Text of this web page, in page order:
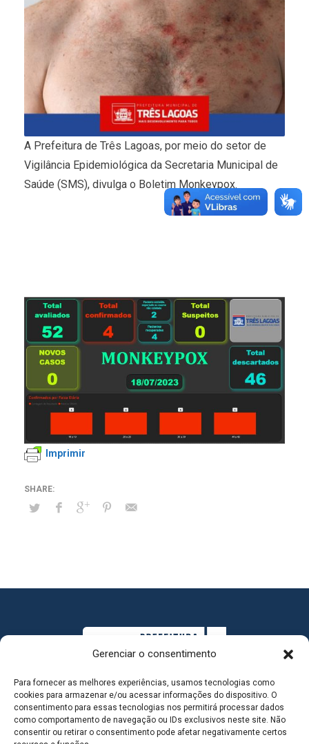
Gerenciar o consentimento
Para fornecer as melhores experiências, usamos tecnologias como
cookies para armazenar e/ou acessar informações do dispositivo. O
consentimento para essas tecnologias nos permitirá processar dados
como comportamento de navegação ou IDs exclusivos neste site. Não
consentir ou retirar o consentimento pode afetar negativamente certos
A Prefeitura de Três Lagoas, por meio do setor de
Vigilância Epidemiológica da Secretaria Municipal de
Saúde (SMS), divulga o Boletim Monkeypox.
Imprimir
MAPA DO SITE